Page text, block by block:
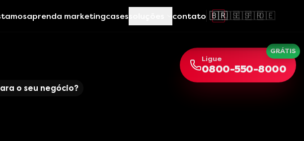
aprenda marketingcases contato 🇧🇷🇺🇸🇪🇸🇫🇷🇩🇪
o seu negócio?
Ligue
0800-550-8000
GRÁTIS